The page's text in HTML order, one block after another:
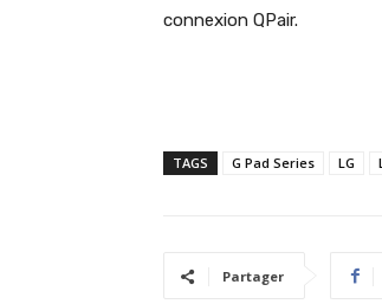
connexion QPair.
TAGS G Pad Series LG
Partager